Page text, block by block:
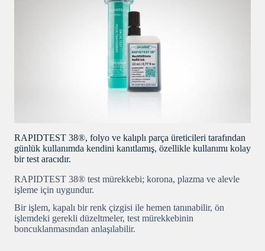
RAPIDTEST 38®, folyo ve kalıplı parça üreticileri tarafından
günlük kullanımda kendini kanıtlamış, özellikle kullanımı kolay
bir test aracıdır.
RAPIDTEST 38® test mürekkebi; korona, plazma ve alevle
işleme için uygundur.
Bir işlem, kapalı bir renk çizgisi ile hemen tanınabilir, ön
işlemdeki gerekli düzeltmeler, test mürekkebinin
boncuklanmasından anlaşılabilir.